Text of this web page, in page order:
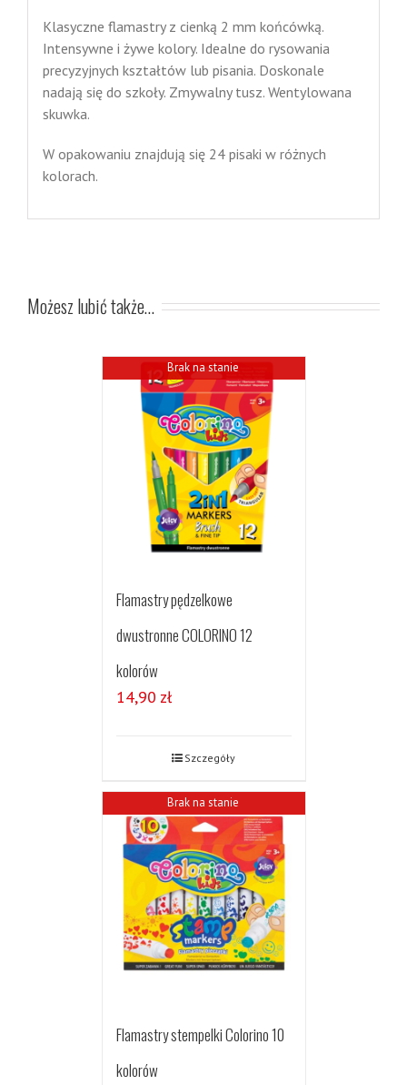
Klasyczne flamastry z cienką 2 mm końcówką.
Intensywne i żywe kolory. Idealne do rysowania
precyzyjnych kształtów lub pisania. Doskonale
nadają się do szkoły. Zmywalny tusz. Wentylowana
skuwka.
W opakowaniu znajdują się 24 pisaki w różnych
kolorach.
Możesz lubić także…
Brak na stanie
Flamastry pędzelkowe
dwustronne COLORINO 12
kolorów
14,90 zł
Szczegóły
Brak na stanie
Flamastry stempelki Colorino 10
kolorów